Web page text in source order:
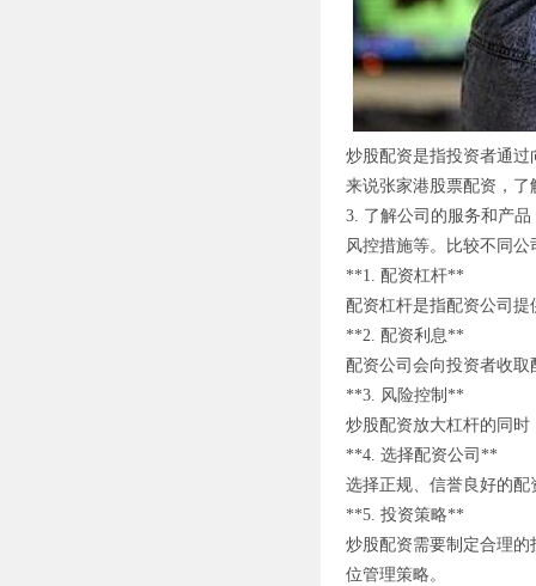
炒股配资是指投资者通
来说张家港股票配资，
3. 了解公司的服务和产
风控措施等。比较不同
**1. 配资杠杆**
配资杠杆是指配资公司
**2. 配资利息**
配资公司会向投资者收
**3. 风险控制**
炒股配资放大杠杆的同
**4. 选择配资公司**
选择正规、信誉良好的
**5. 投资策略**
炒股配资需要制定合理
位管理策略。